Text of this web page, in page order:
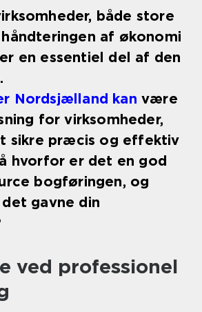
både store
af økonomi
en essentiel del af den
Nordsjælland kan være
for virksomheder,
sikre præcis og effektiv
hvorfor er det en god
bogføringen, og
gavne din
ved professionel